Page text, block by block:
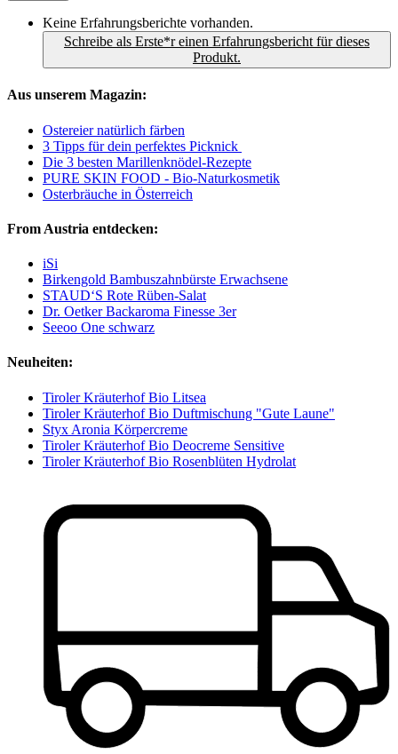
Keine Erfahrungsberichte vorhanden.
Schreibe als Erste*r einen Erfahrungsbericht für dieses
Produkt.
Aus unserem Magazin:
Ostereier natürlich färben
3 Tipps für dein perfektes Picknick
Die 3 besten Marillenknödel-Rezepte
PURE SKIN FOOD - Bio-Naturkosmetik
Osterbräuche in Österreich
From Austria entdecken:
iSi
Birkengold Bambuszahnbürste Erwachsene
STAUD‘S Rote Rüben-Salat
Dr. Oetker Backaroma Finesse 3er
Seeoo One schwarz
Neuheiten:
Tiroler Kräuterhof Bio Litsea
Tiroler Kräuterhof Bio Duftmischung "Gute Laune"
Styx Aronia Körpercreme
Tiroler Kräuterhof Bio Deocreme Sensitive
Tiroler Kräuterhof Bio Rosenblüten Hydrolat